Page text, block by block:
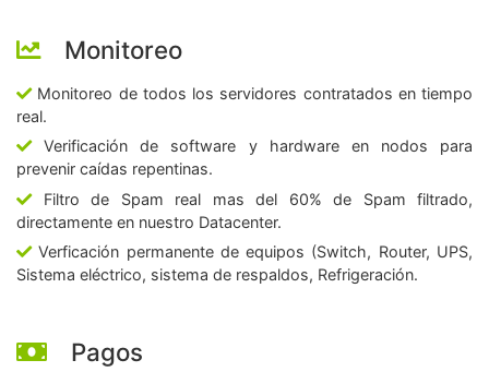
Monitoreo
Monitoreo de todos los servidores contratados en tiempo
real.
Verificación de software y hardware en nodos para
prevenir caídas repentinas.
Filtro de Spam real mas del 60% de Spam filtrado,
directamente en nuestro Datacenter.
Verficación permanente de equipos (Switch, Router, UPS,
Sistema eléctrico, sistema de respaldos, Refrigeración.
Pagos